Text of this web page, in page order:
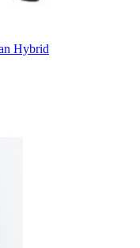
Hybrid